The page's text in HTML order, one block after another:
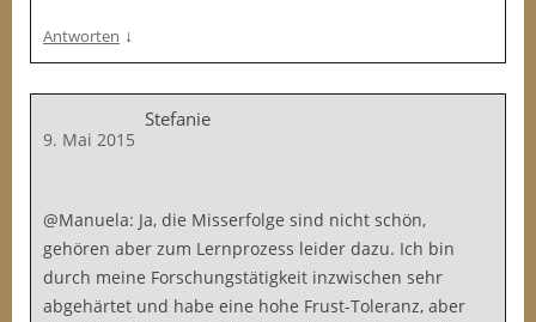
Antworten ↓
Stefanie
9. Mai 2015
@Manuela: Ja, die Misserfolge sind nicht schön,
gehören aber zum Lernprozess leider dazu. Ich bin
durch meine Forschungstätigkeit inzwischen sehr
abgehärtet und habe eine hohe Frust-Toleranz, aber